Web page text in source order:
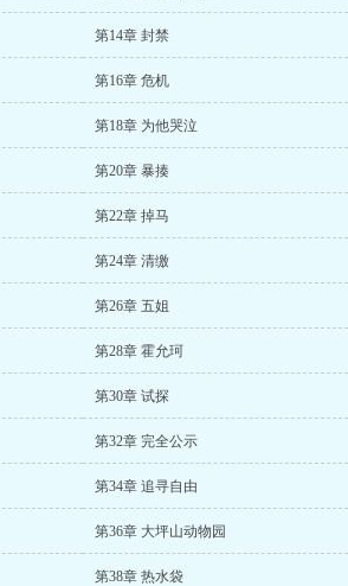
第14章 封禁
第16章 危机
第18章 为他哭泣
第20章 暴揍
第22章 掉马
第24章 清缴
第26章 五姐
第28章 霍允珂
第30章 试探
第32章 完全公示
第34章 追寻自由
第36章 大坪山动物园
第38章 热水袋